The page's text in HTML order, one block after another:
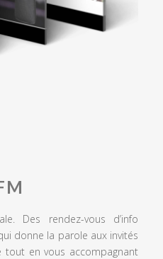
Des rendez-vous d’info
donne la parole aux invités
tout en vous accompagnant